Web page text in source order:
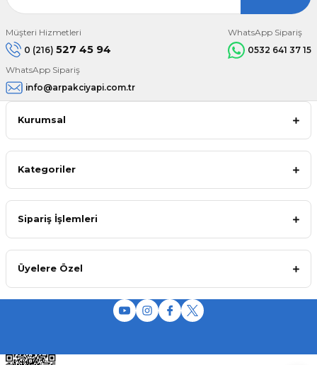
Müşteri Hizmetleri
0 (216) 527 45 94
WhatsApp Sipariş
0532 641 37 15
WhatsApp Sipariş
info@arpakciyapi.com.tr
Kurumsal
Kategoriler
Sipariş İşlemleri
Üyelere Özel